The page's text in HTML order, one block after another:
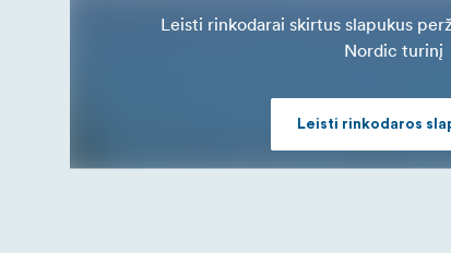
- optimizuoja
Skaitmeninis triukšmo mažinimas
grūdėtumą tiek šviesiose, tiek šešėlių
Leisti rinkodarai skirtus slapukus
Nordic turinį
Leisti rinkodaros